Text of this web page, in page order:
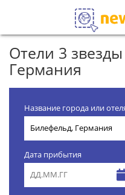
Отели 3
Германия
Название города или
Дата прибытия